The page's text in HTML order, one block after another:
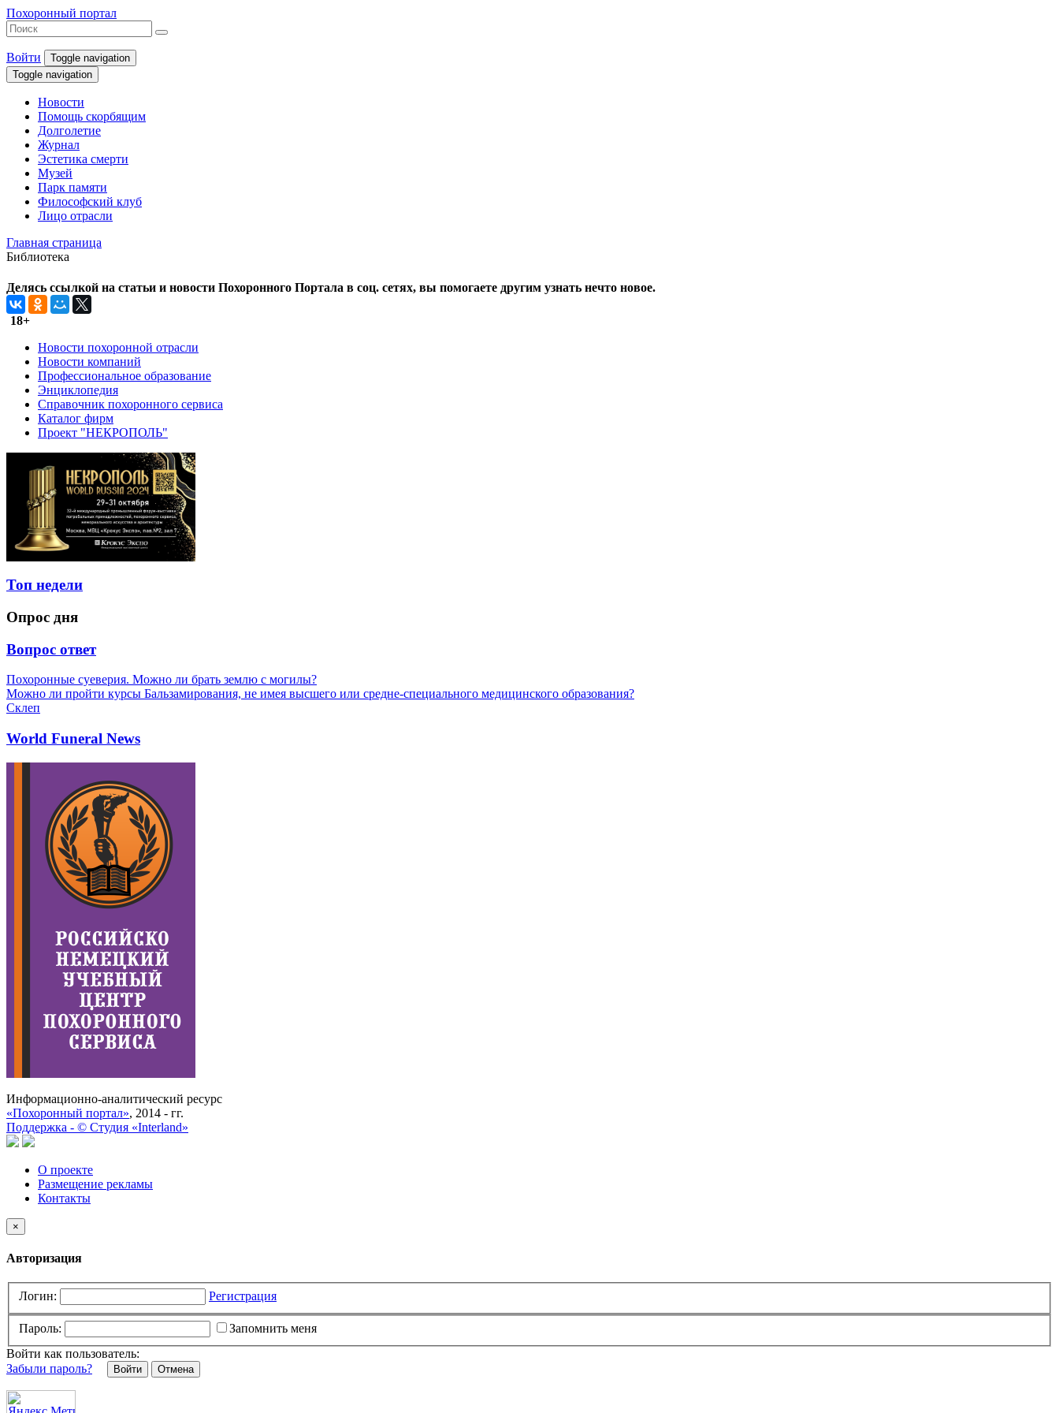
Похоронный портал
Войти
Toggle navigation
Toggle navigation
Новости
Помощь скорбящим
Долголетие
Журнал
Эстетика смерти
Музей
Парк памяти
Философский клуб
Лицо отрасли
Главная страница
Библиотека
Делясь ссылкой на статьи и новости Похоронного Портала в соц. сетях, вы помогаете другим узнать нечто новое.
18+
Новости похоронной отрасли
Новости компаний
Профессиональное образование
Энциклопедия
Справочник похоронного сервиса
Каталог фирм
Проект "НЕКРОПОЛЬ"
Топ недели
Опрос дня
Вопрос ответ
Похоронные суеверия. Можно ли брать землю с могилы?
Можно ли пройти курсы Бальзамирования, не имея высшего или средне-специального медицинского образования?
Склеп
World Funeral News
Информационно-аналитический ресурс
«Похоронный портал», 2014 - гг.
Поддержка - © Cтудия «Interland»
О проекте
Размещение рекламы
Контакты
×
Авторизация
Логин: Регистрация
Пароль:
Запомнить меня
Войти как пользователь:
Забыли пароль?
Отмена